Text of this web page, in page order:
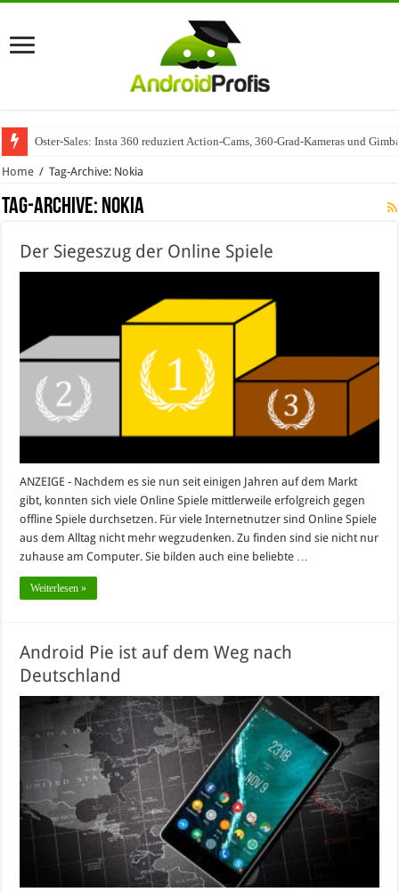
Oster-Sales: Insta 360 reduziert Action-Cams, 360-Grad-Kameras und
Wenn Technologie auf Automobilindustrie trifft – SAP Automotive als
Home / Tag-Archive: Nokia
Tag-Archive: Nokia
Der Siegeszug der Online Spiele
ANZEIGE - Nachdem es sie nun seit einigen Jahren auf dem Markt
gibt, konnten sich viele Online Spiele mittlerweile erfolgreich gegen
offline Spiele durchsetzen. Für viele Internetnutzer sind Online Spiele
aus dem Alltag nicht mehr wegzudenken. Zu finden sind sie nicht nur
zuhause am Computer. Sie bilden auch eine beliebte …
Weiterlesen »
Android Pie ist auf dem Weg nach
Deutschland